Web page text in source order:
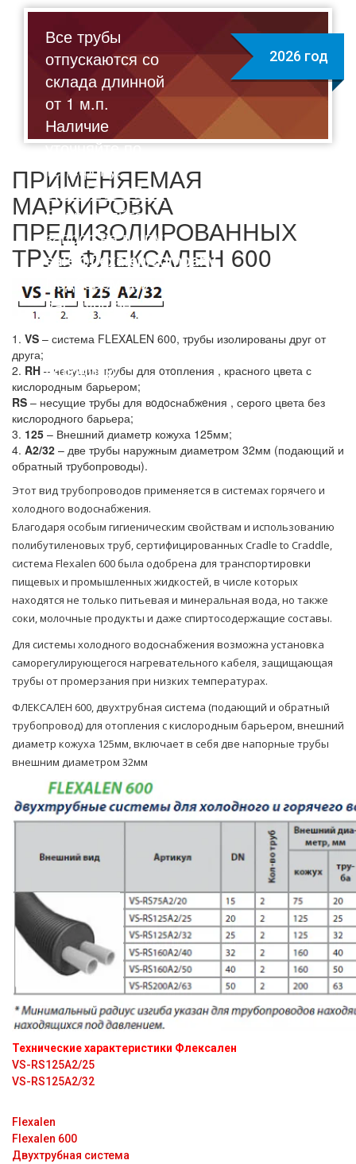
Все трубы
отпускаются со
склада длинной
от 1 м.п.
Наличие
уточняйте по
телефону:
8(495)211-17-01
Отправляйте
запрос на почту:
sale@flexalen.company
Подберем для
вас лучшее
решение на
выгодных
условиях!
2026 год
ПРИМЕНЯЕМАЯ
МАРКИРОВКА
ПРЕДИЗОЛИРОВАННЫХ
ТPУБ ФЛЕКСАЛЕН 600
1. VS – система FLEXALEN 600, тpубы изолированы друг от
друга;
2. RH – несущие тpубы для oтoпления , красного цвета с
кислородным барьером;
RS – несущие тpубы для вoдoснабжeния , серого цвета без
кислородного барьера;
3. 125 – Внешний диаметр кожуха 125мм;
4. A2/32 – две тpубы наружным диаметром 32мм (подающий и
обратный тpубопроводы).
Этот вид трубопроводов применяется в системах горячего и
холодного водоснабжения.
Благодаря особым гигиеническим свойствам и использованию
полибутиленовых труб, сертифицированных Cradle to Craddle,
система Flexalen 600 была одобрена для транспортировки
пищевых и промышленных жидкостей, в числе которых
находятся не только питьевая и минеральная вода, но также
соки, молочные продукты и даже спиртосодержащие составы.
Для системы холодного водоснабжения возможна установка
саморегулирующегося нагревательного кабеля, защищающая
трубы от промерзания при низких температурах.
ФЛЕКСАЛЕН 600, двухтpубная система (подающий и обратный
тpубопровод) для oтoпления с кислородным барьером, внешний
диаметр кожуха 125мм, включает в себя две напорные тpубы
внешним диаметром 32мм
Технические характеристики Флексален
VS-RS125A2/25
VS-RS125A2/32
Flexalen
Flexalen 600
Двухтрубная система